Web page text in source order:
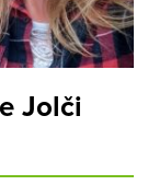
Jolči